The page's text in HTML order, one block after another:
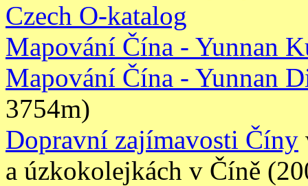
Czech O-katalog
Mapování Čína - Yunnan
Mapování Čína - Yunnan
3754m)
Dopravní zajímavosti Číny
a úzkokolejkách v Číně